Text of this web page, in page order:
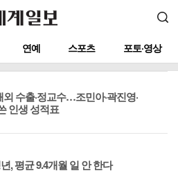
연예 스포츠 포토·영상
외 수출·정교수…조민아·곽진영·
인생 성적표
년, 평균 9.4개월 일 안 한다